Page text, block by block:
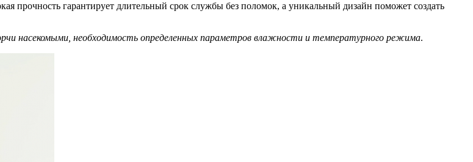
прочность гарантирует длительный срок службы без поломок, а уникальный дизайн поможет создать
насекомыми, необходимость определенных параметров влажности и температурного режима.